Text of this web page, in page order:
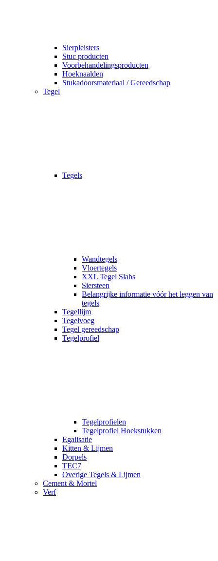
Sierpleisters
Stuc producten
Voorbehandelingsproducten
Hoeknaalden
Stukadoorsmateriaal / Gereedschap
Tegel
Tegels
Wandtegels
Vloertegels
XXL Tegel Slabs
Siersteen
Belangrijke informatie vóór het leggen van
tegels
Tegellijm
Tegelvoeg
Tegel gereedschap
Tegelprofiel
Tegelprofielen
Tegelprofiel Hoekstukken
Egalisatie
Kitten & Lijmen
Dorpels
TEC7
Overige Tegels & Lijmen
Cement & Mortel
Verf